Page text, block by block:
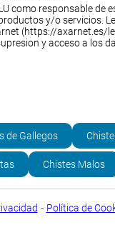
como responsable de
y/o servicios.
(https://axarnet.es/
y acceso a los
de Gallegos
Chistes Malos
- Política de